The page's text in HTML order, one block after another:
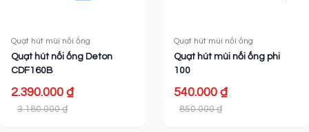
Quạt hút mùi nối ống
Quạt hút nối ống Deton
CDF160B
2.390.000 ₫
3.180.000 ₫
Quạt hút mùi nối ống
Quạt hút mùi nối ống phi
100
540.000 ₫
850.000 ₫